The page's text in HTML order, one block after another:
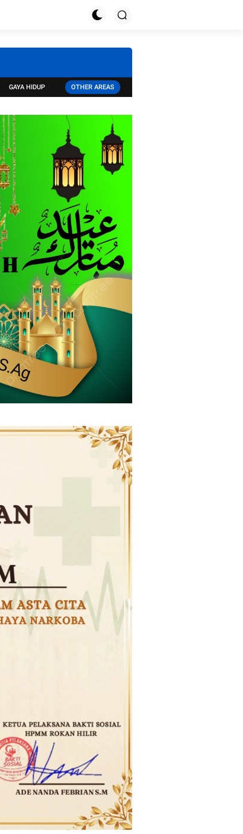
GAYA HIDUP OTHER AREAS